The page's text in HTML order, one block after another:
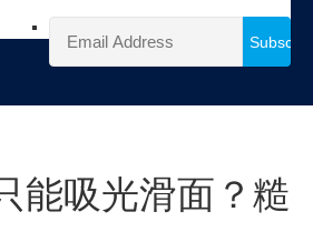
能吸光滑面？糙